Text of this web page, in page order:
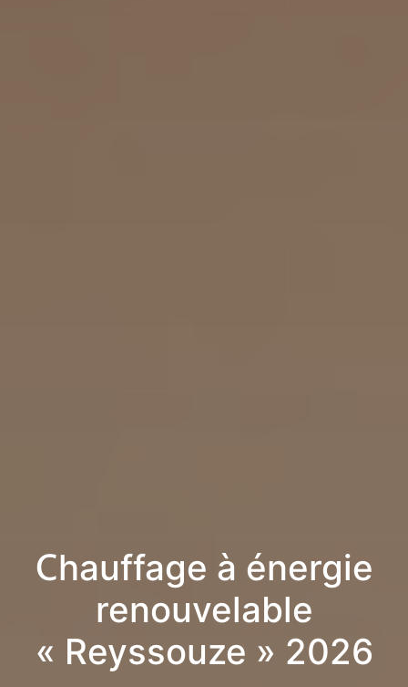
Chauffage à énergie
renouvelable
« Reyssouze » 2026